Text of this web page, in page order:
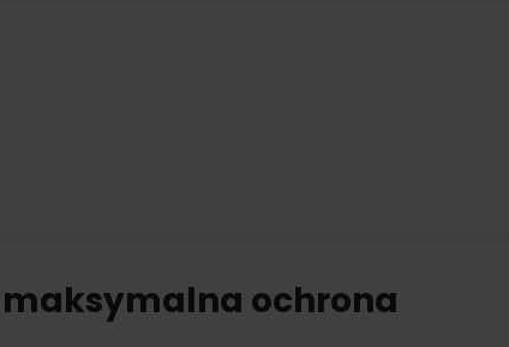
maksymalna ochrona